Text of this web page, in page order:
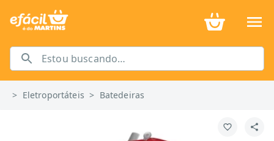
> Eletroportáteis > Batedeiras